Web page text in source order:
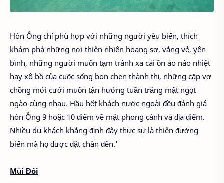
Hòn Ông chỉ phù hợp với những người yêu biển, thích
khám phá những nơi thiên nhiên hoang sơ, vắng vẻ, yên
bình, những người muốn tạm tránh xa cái ồn ào náo nhiệt
hay xô bồ của cuộc sống bon chen thành thị, những cặp vợ
chồng mới cưới muốn tận hưởng tuần trăng mật ngọt
ngào cùng nhau. Hầu hết khách nước ngoài đều đánh giá
hòn Ông 9 hoặc 10 điểm về mặt phong cảnh và địa điểm.
Nhiều du khách khẳng định đây thực sự là thiên đường
biển mà họ được đặt chân đến.'
Mũi Đôi